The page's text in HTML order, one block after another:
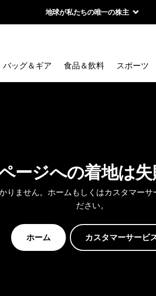
地球が私たちの唯一の株主
バッグ＆ギア 食品＆飲料 スポーツ
ージへの着地は失
りません。ホームもしくはカスタマーサ
ださい。
ホーム カスタマーサービ